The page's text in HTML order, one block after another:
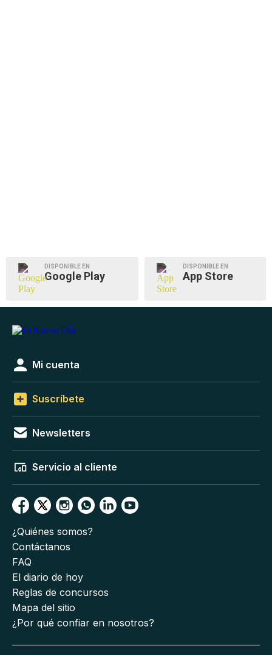
DISPONIBLE EN
Google Play
DISPONIBLE EN
App Store
Mi cuenta
Suscríbete
Newsletters
Servicio al cliente
¿Quiénes somos?
Contáctanos
FAQ
El diario de hoy
Reglas de concursos
Mapa del sitio
¿Por qué confiar en nosotros?